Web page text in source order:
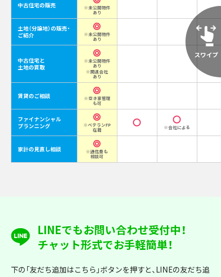
中古住宅の販売
※未公開物件
あり
土地（分譲地）の販売・
ご紹介
※未公開物件
あり
中古住宅と
土地の買取
※未公開物件
あり
※関連会社
あり
賃貸のご相談
※空き家管理
も可
ファイナンシャル
プランニング
※ベテランFP
在籍
※会社による
家計の見直し相談
※通信費も
相談可
LINEでもお問い合わせ受付中！
チャット形式でお手軽簡単！
下の「友だち追加はこちら」ボタンを押すと、LINEの友だち追